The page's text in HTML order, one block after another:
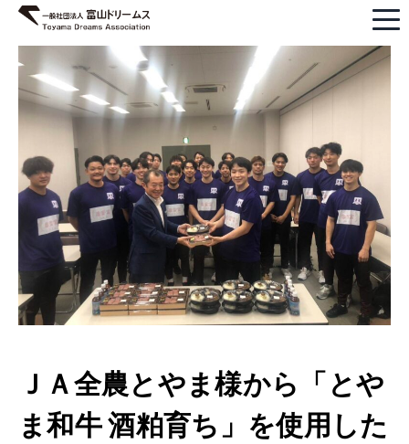
ＪＡ全農とやま様から「とや
ま和牛 酒粕育ち」を使用した